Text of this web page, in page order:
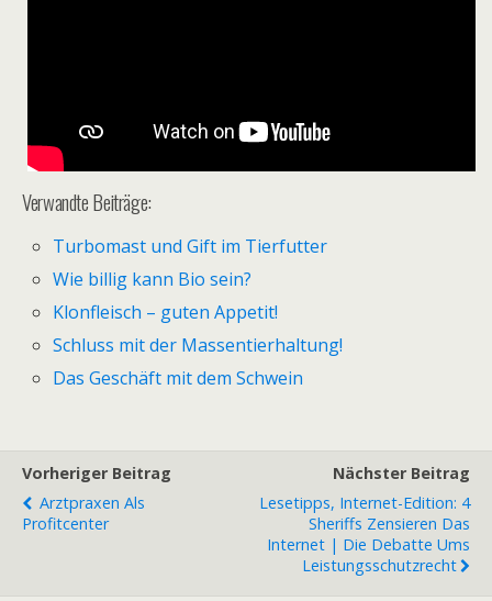
Verwandte Beiträge:
Turbomast und Gift im Tierfutter
Wie billig kann Bio sein?
Klonfleisch – guten Appetit!
Schluss mit der Massentierhaltung!
Das Geschäft mit dem Schwein
Vorheriger Beitrag
Arztpraxen Als
Profitcenter
Nächster Beitrag
Lesetipps, Internet-Edition: 4
Sheriffs Zensieren Das
Internet | Die Debatte Ums
Leistungsschutzrecht